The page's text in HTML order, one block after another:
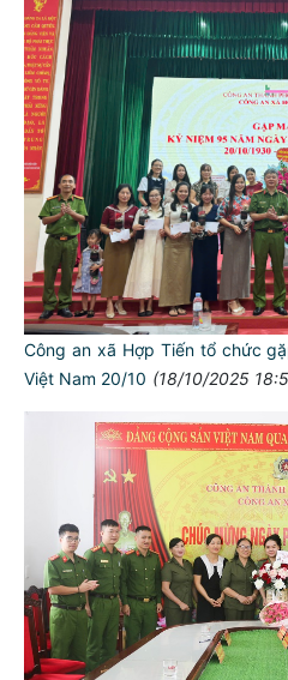
Công an xã Hợp Tiến tổ chức
Việt Nam 20/10 (18/10/2025